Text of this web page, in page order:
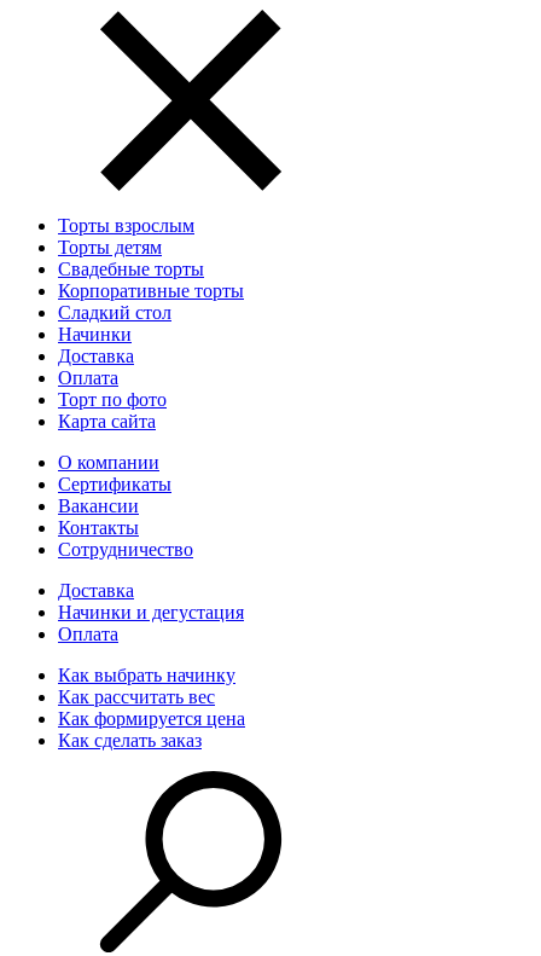
Торты взрослым
Торты детям
Свадебные торты
Корпоративные торты
Сладкий стол
Начинки
Доставка
Оплата
Торт по фото
Карта сайта
О компании
Сертификаты
Вакансии
Контакты
Сотрудничество
Доставка
Начинки и дегустация
Оплата
Как выбрать начинку
Как рассчитать вес
Как формируется цена
Как сделать заказ